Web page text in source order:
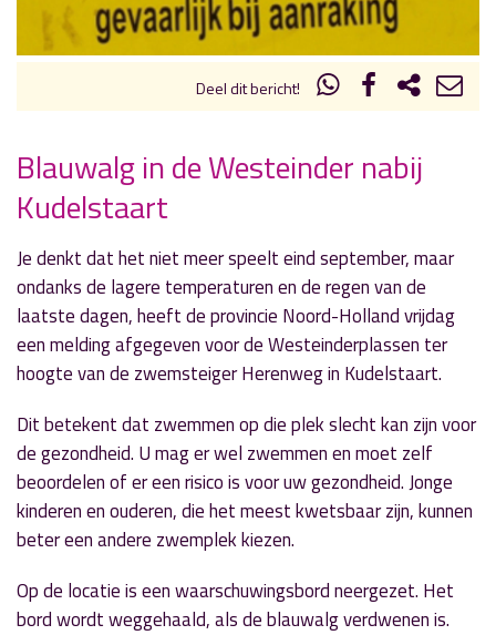
Deel dit bericht!
« Vorig nieuwsbericht
Aalsmeerbaan twee weken dicht
27 september 2019
» Volgend nieuwsbericht
Aalsmeerders mogen meedenken over
afvalbeleid
27 september 2019
Blauwalg in de Westeinder nabij
Kudelstaart
Je denkt dat het niet meer speelt eind september, maar
ondanks de lagere temperaturen en de regen van de
laatste dagen, heeft de provincie Noord-Holland vrijdag
een melding afgegeven voor de Westeinderplassen ter
hoogte van de zwemsteiger Herenweg in Kudelstaart.
Dit betekent dat zwemmen op die plek slecht kan zijn voor
de gezondheid. U mag er wel zwemmen en moet zelf
beoordelen of er een risico is voor uw gezondheid. Jonge
kinderen en ouderen, die het meest kwetsbaar zijn, kunnen
beter een andere zwemplek kiezen.
Op de locatie is een waarschuwingsbord neergezet. Het
bord wordt weggehaald, als de blauwalg verdwenen is.